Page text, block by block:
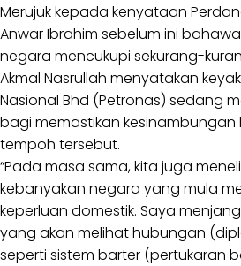
Merujuk kepada kenyataan
Anwar Ibrahim sebelum ini
negara mencukupi sekurang-
Akmal Nasrullah menyatakan
Nasional Bhd (Petronas) sedang
bagi memastikan kesinambungan
tempoh tersebut.
“Pada masa sama, kita juga
kebanyakan negara yang mula
keperluan domestik. Saya
yang akan melihat hubungan
seperti sistem barter (pertukaran